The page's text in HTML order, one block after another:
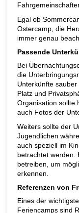
Egal ob
Ostercamp, die
immer genau
Passende
Bei
die
Unterkünfte
Platz und
Organisation sollte
auch Fotos der
Weiters sollte der
Jugendlichen
auch speziell im
betrachtet werden.
betreiben, um
erkennen.
Referenzen von
Eines der
Feriencamps sind